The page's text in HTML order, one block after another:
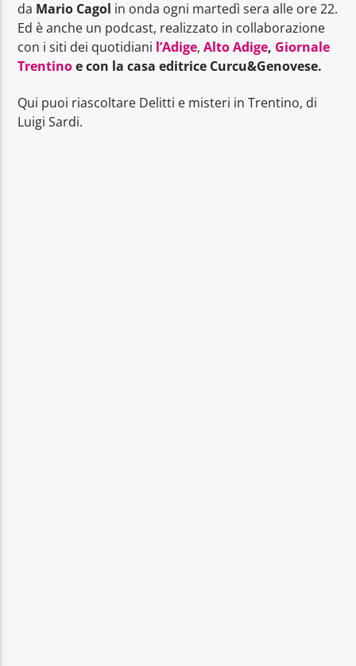
Radio Dolomiti
da Mario Cagol in onda ogni martedì sera alle ore 22.
Ed è anche un podcast, realizzato in collaborazione
con i siti dei quotidiani l’Adige, Alto Adige, Giornale
Trentinoe con la casa editrice Curcu&Genovese.
Qui puoi riascoltare Delitti e misteri in Trentino, di
Luigi Sardi.